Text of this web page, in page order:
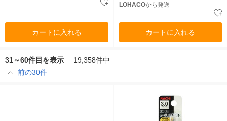
カートに入れる
LOHACOから発送
カートに入れる
31～60件目を表示
19,358件中
前の30件